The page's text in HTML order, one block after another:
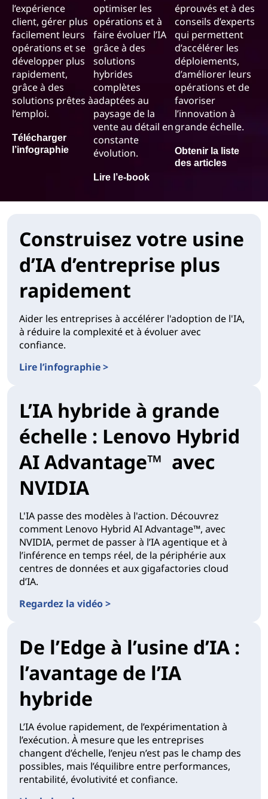
l’expérience
client, gérer plus
facilement leurs
opérations et se
développer plus
rapidement,
grâce à des
solutions prêtes à
l’emploi.
Télécharger
l’infographie
optimiser les
opérations et à
faire évoluer l’IA
grâce à des
solutions
hybrides
complètes
adaptées au
paysage de la
vente au détail en
constante
évolution.
Lire l’e-book
éprouvés et à des
conseils d’experts
qui permettent
d’accélérer les
déploiements,
d’améliorer leurs
opérations et de
favoriser
l’innovation à
grande échelle.
Obtenir la liste
des articles
Construisez votre usine
d’IA d’entreprise plus
rapidement
Aider les entreprises à accélérer l'adoption de l'IA,
à réduire la complexité et à évoluer avec
confiance.
Lire l’infographie >
L’IA hybride à grande
échelle : Lenovo Hybrid
AI Advantage™ avec
NVIDIA
L'IA passe des modèles à l'action. Découvrez
comment Lenovo Hybrid AI Advantage™, avec
NVIDIA, permet de passer à l’IA agentique et à
l’inférence en temps réel, de la périphérie aux
centres de données et aux gigafactories cloud
d’IA.
Regardez la vidéo >
De l’Edge à l’usine d’IA :
l’avantage de l’IA
hybride
L’IA évolue rapidement, de l’expérimentation à
l’exécution. À mesure que les entreprises
changent d’échelle, l’enjeu n’est pas le champ des
possibles, mais l’équilibre entre performances,
rentabilité, évolutivité et confiance.